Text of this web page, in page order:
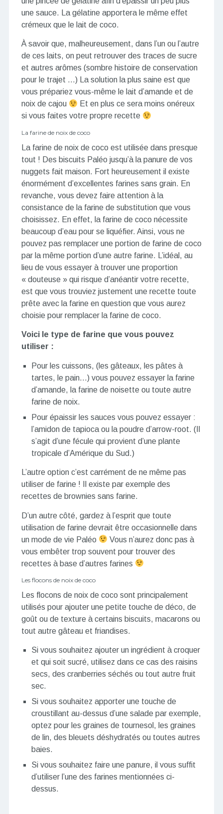
une sauce. La gélatine apportera le même effet
crémeux que le lait de coco.
À savoir que, malheureusement, dans l’un ou l’autre
de ces laits, on peut retrouver des traces de sucre
et autres arômes (sombre histoire de conservation
pour le trajet …) La solution la plus saine est que
vous prépariez vous-même le lait d’amande et de
noix de cajou
Et en plus ce sera moins onéreux
si vous faites votre propre recette
La farine de noix de coco
La farine de noix de coco est utilisée dans presque
tout ! Des biscuits Paléo jusqu’à la panure de vos
nuggets fait maison. Fort heureusement il existe
énormément d’excellentes farines sans grain. En
revanche, vous devez faire attention à la
consistance de la farine de substitution que vous
choisissez. En effet, la farine de coco nécessite
beaucoup d’eau pour se liquéfier. Ainsi, vous ne
pouvez pas remplacer une portion de farine de coco
par la même portion d’une autre farine. L’idéal, au
lieu de vous essayer à trouver une proportion
« douteuse » qui risque d’anéantir votre recette,
est que vous trouviez justement une recette toute
prête avec la farine en question que vous aurez
choisie pour remplacer la farine de coco.
Voici le type de farine que vous pouvez
utiliser :
Pour les cuissons, (les gâteaux, les pâtes à
tartes, le pain…) vous pouvez essayer la farine
d’amande, la farine de noisette ou toute autre
farine de noix.
Pour épaissir les sauces vous pouvez essayer :
l’amidon de tapioca ou la poudre d’arrow-root. (Il
s’agit d’une fécule qui provient d’une plante
tropicale d’Amérique du Sud.)
L’autre option c’est carrément de ne même pas
utiliser de farine ! Il existe par exemple des
recettes de brownies sans farine.
D’un autre côté, gardez à l’esprit que toute
utilisation de farine devrait être occasionnelle dans
un mode de vie Paléo
Vous n’aurez donc pas à
vous embêter trop souvent pour trouver des
recettes à base d’autres farines
Les flocons de noix de coco
Les flocons de noix de coco sont principalement
utilisés pour ajouter une petite touche de déco, de
goût ou de texture à certains biscuits, macarons ou
tout autre gâteau et friandises.
Si vous souhaitez ajouter un ingrédient à croquer
et qui soit sucré, utilisez dans ce cas des raisins
secs, des cranberries séchés ou tout autre fruit
sec.
Si vous souhaitez apporter une touche de
croustillant au-dessus d’une salade par exemple,
optez pour les graines de tournesol, les graines
de lin, des bleuets déshydratés ou toutes autres
baies.
Si vous souhaitez faire une panure, il vous suffit
d’utiliser l’une des farines mentionnées ci-
dessus.